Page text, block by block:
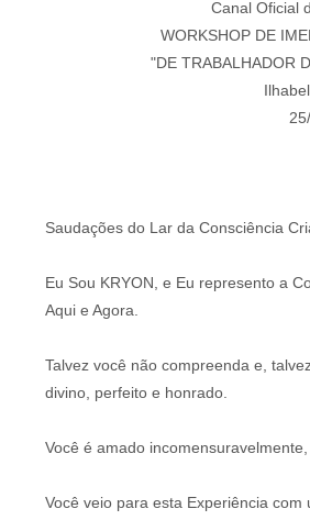
Canal Oficial
WORKSHOP DE
"DE TRABALHADOR
Saudações do Lar da Consciência
Eu Sou KRYON, e Eu represento a
Aqui e Agora.
Talvez você não compreenda e,
divino, perfeito e honrado.
Você é amado
Você veio para esta Experiência